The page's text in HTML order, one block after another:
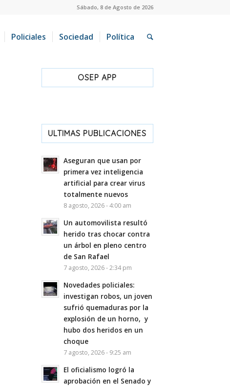
Sábado, 8 de Agosto de 2026
Policiales Sociedad Política
OSEP APP
ULTIMAS PUBLICACIONES
Aseguran que usan por
primera vez inteligencia
artificial para crear virus
totalmente nuevos
8 agosto, 2026 - 4:00 am
Un automovilista resultó
herido tras chocar contra
un árbol en pleno centro
de San Rafael
7 agosto, 2026 - 2:34 pm
Novedades policiales:
investigan robos, un joven
sufrió quemaduras por la
explosión de un horno, y
hubo dos heridos en un
choque
7 agosto, 2026 - 9:25 am
El oficialismo logró la
aprobación en el Senado y